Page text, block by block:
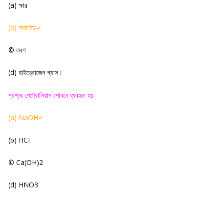
(a)ক্ষার
(b) অ্যাসিড✓
© লবণ
(d) হাইড্রোজেন গ্যাস ।
প্রশ্নঃ পেট্রোলিয়াম শোধনে ব্যবহৃত হয়-
(a) NaOH✓
(b) HCI
© Ca(OH)2
(d) ΗΝO3